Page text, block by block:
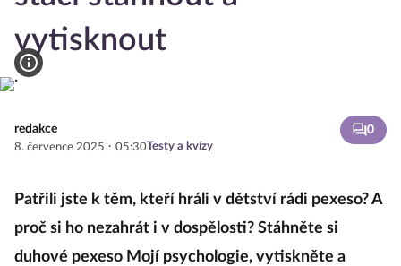
vytisknout
redakce
8. července 2025 · 05:30Testy a kvízy
0
Patřili jste k těm, kteří hráli v dětství rádi pexeso? A
proč si ho nezahrát i v dospělosti? Stáhněte si
duhové pexeso Mojí psychologie, vytiskněte a